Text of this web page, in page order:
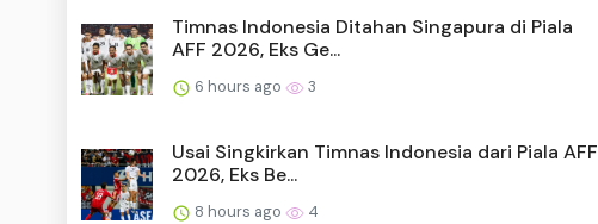
Timnas Indonesia Ditahan Singapura di Piala
AFF 2026, Eks Ge...
6 hours ago 3
Usai Singkirkan Timnas Indonesia dari Piala AFF
2026, Eks Be...
8 hours ago 4